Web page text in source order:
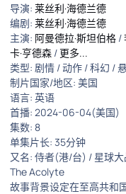
导演: 莱丝利·海德兰德
编剧: 莱丝利·海德兰德
主演: 阿曼德拉·斯坦伯格 /
卡·亨德森 / 更多...
类型: 剧情 /动作 /科幻 /
制片国家/地区: 美国
语言: 英语
首播: 2024-06-04(美国)
集数: 8
单集片长: 35分钟
又名: 侍者(港/台) / 星球
The Acolyte
故事背景设定在至高共和